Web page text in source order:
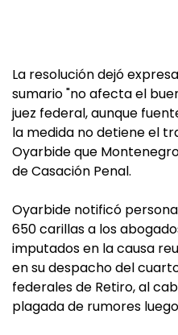
La resolución dejó
sumario "no afecta el
juez federal, aunque
la medida no detiene el
Oyarbide que
de Casación Penal.
Oyarbide notificó
650 carillas a los
imputados en la causa
en su despacho del
federales de Retiro, al
plagada de rumores